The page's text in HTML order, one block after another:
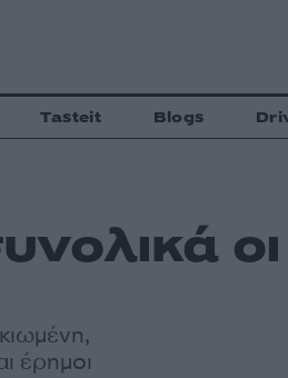
Tasteit Blogs
οι
έρημοι